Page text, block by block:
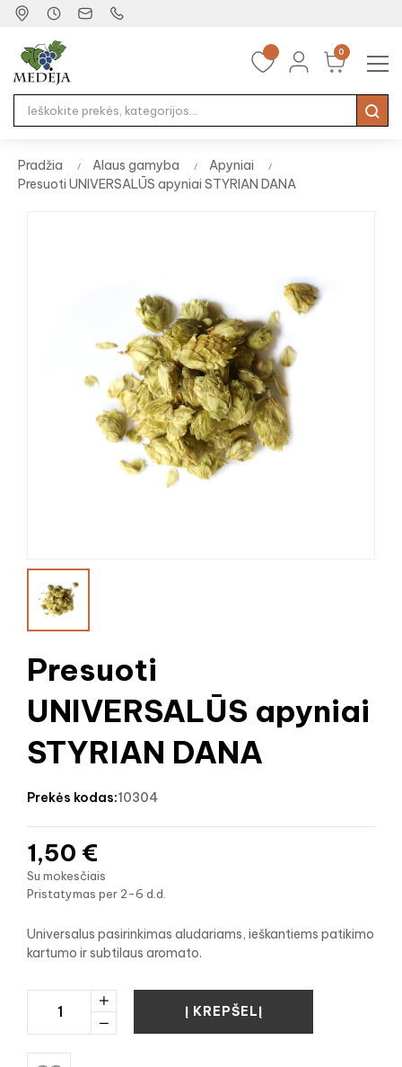
0
☰
Pradžia Alaus gamyba
Apyniai
Presuoti UNIVERSALŪS apyniai STYRIAN DANA
Presuoti
UNIVERSALŪS apyniai
STYRIAN DANA
prekės kodas:10304
1,50 €
Su mokesčiais
Pristatymas per 2-6 d.d.
Universalus pasirinkimas aludariams, ieškantiems patikimo
kartumo ir subtilaus aromato.
Į KREPŠELĮ